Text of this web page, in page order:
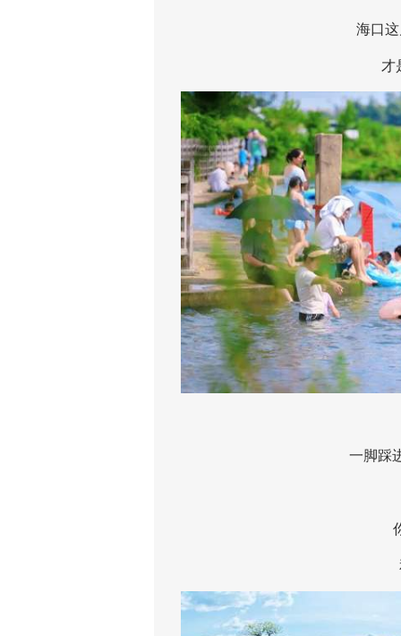
海口这
才是
一脚踩进
你
和